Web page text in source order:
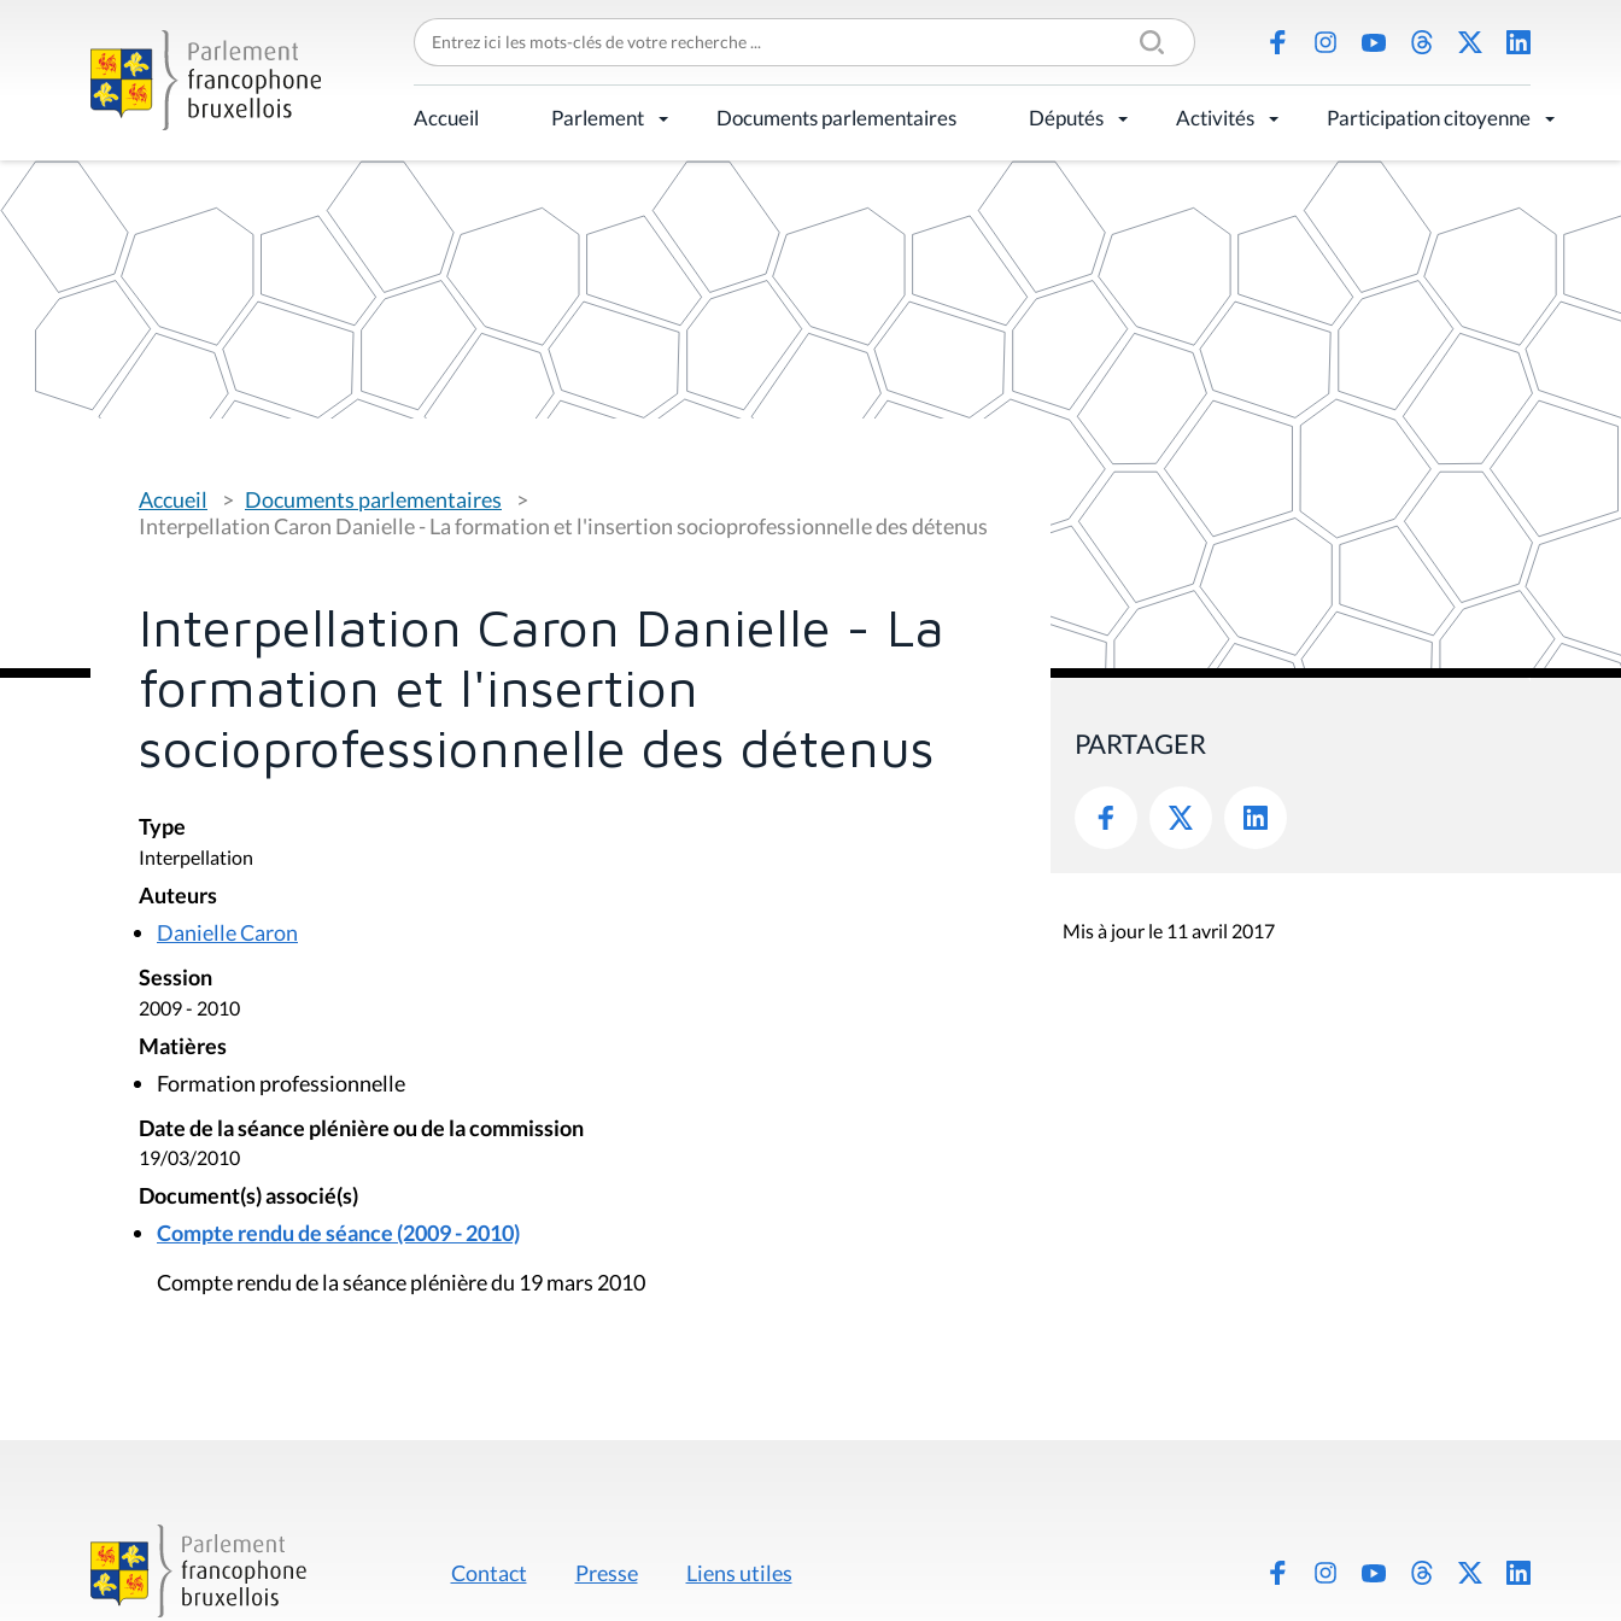
C
h
e
r
c
h
r
p
Accueil Parlement Documents parlementaires Députés Activités Participation citoyenne
o
u
i
Accueil
Documents parlementaires
Interpellation Caron Danielle - La formation et l'insertion socioprofessionnelle des détenus
Interpellation Caron Danielle - La
formation et l'insertion
socioprofessionnelle des détenus
Type
Interpellation
Auteurs
Danielle Caron
Session
2009 - 2010
Matières
Formation professionnelle
Date de la séance plénière ou de la commission
19/03/2010
Document(s) associé(s)
Compte rendu de séance (2009 - 2010)
Compte rendu de la séance plénière du 19 mars 2010
PARTAGER
Mis à jour le 11 avril 2017
Contact Presse Liens utiles